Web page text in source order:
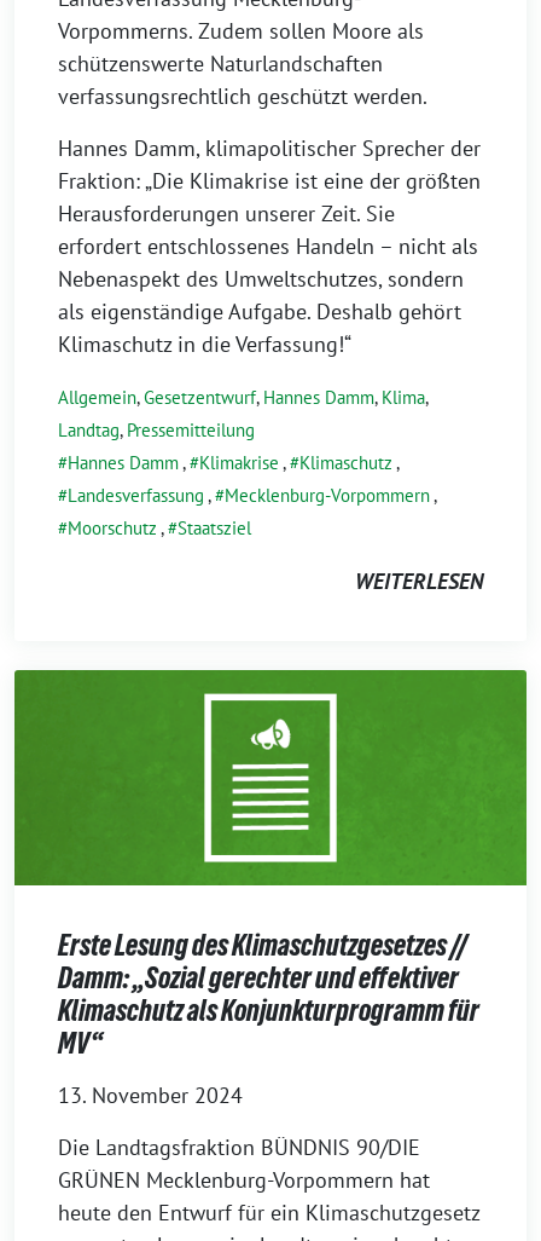
Vorpommerns. Zudem sollen Moore als
schützenswerte Naturlandschaften
verfassungsrechtlich geschützt werden.
Hannes Damm, klimapolitischer Sprecher der
Fraktion: „Die Klimakrise ist eine der größten
Herausforderungen unserer Zeit. Sie
erfordert entschlossenes Handeln – nicht als
Nebenaspekt des Umweltschutzes, sondern
als eigenständige Aufgabe. Deshalb gehört
Klimaschutz in die Verfassung!“
Allgemein,Gesetzentwurf, Hannes Damm, Klima,
Landtag, Pressemitteilung
Hannes Damm, Klimakrise , Klimaschutz ,
Landesverfassung , Mecklenburg-Vorpommern,
Moorschutz , Staatsziel
WEITERLESEN
Erste Lesung des Klimaschutzgesetzes //
Damm: „Sozial gerechter und effektiver
Klimaschutz als Konjunkturprogramm für
MV“
13. November 2024
Die Landtagsfraktion BÜNDNIS 90/DIE
GRÜNEN Mecklenburg-Vorpommern hat
heute den Entwurf für ein Klimaschutzgesetz